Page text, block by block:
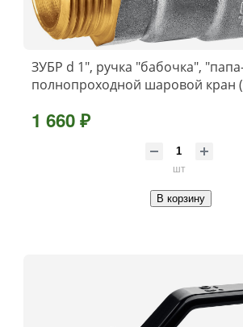
ЗУБР d 1″, ручка ″бабочка″,
полнопроходной шаровой кран
1 660 ₽
шт
В корзину